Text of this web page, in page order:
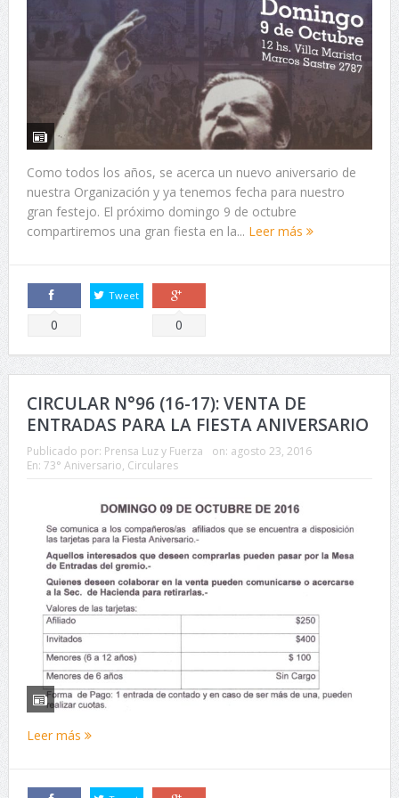
Como todos los años, se acerca un nuevo aniversario de
nuestra Organización y ya tenemos fecha para nuestro
gran festejo. El próximo domingo 9 de octubre
compartiremos una gran fiesta en la... Leer más
Comparte
0
Tweet
Comparte
0
CIRCULAR N°96 (16-17): VENTA DE
ENTRADAS PARA LA FIESTA ANIVERSARIO
Publicado por: Prensa Luz y Fuerza on: agosto 23, 2016
En: 73° Aniversario, Circulares
Leer más